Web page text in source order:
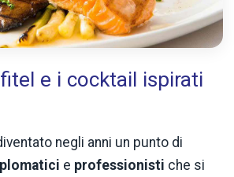
e i cocktail ispirati
negli anni un punto di
e professionisti che si